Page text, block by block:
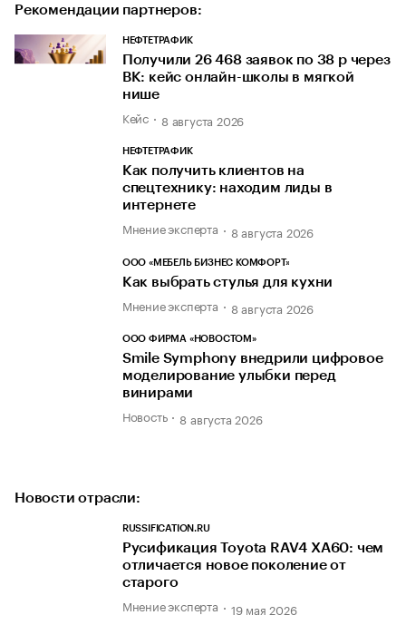
Рекомендации партнеров:
НЕФТЕТРАФИК
Получили 26 468 заявок по 38 р через
ВК: кейс онлайн-школы в мягкой
нише
Кейс 8 августа 2026
НЕФТЕТРАФИК
Как получить клиентов на
спецтехнику: находим лиды в
интернете
Мнение эксперта 8 августа 2026
ООО «МЕБЕЛЬ БИЗНЕС КОМФОРТ»
Как выбрать стулья для кухни
Мнение эксперта 8 августа 2026
ООО ФИРМА «НОВОСТОМ»
Smile Symphony внедрили цифровое
моделирование улыбки перед
винирами
Новость 8 августа 2026
Новости отрасли:
RUSSIFICATION.RU
Русификация Toyota RAV4 XA60: чем
отличается новое поколение от
старого
Мнение эксперта 19 мая 2026